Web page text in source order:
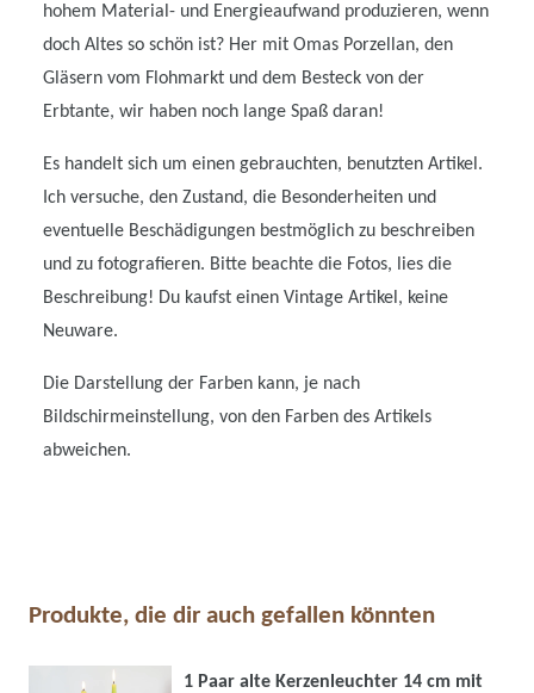
hohem Material- und Energieaufwand produzieren, wenn
doch Altes so schön ist? Her mit Omas Porzellan, den
Gläsern vom Flohmarkt und dem Besteck von der
Erbtante, wir haben noch lange Spaß daran!
Es handelt sich um einen gebrauchten, benutzten Artikel.
Ich versuche, den Zustand, die Besonderheiten und
eventuelle Beschädigungen bestmöglich zu beschreiben
und zu fotografieren. Bitte beachte die Fotos, lies die
Beschreibung! Du kaufst einen Vintage Artikel, keine
Neuware.
Die Darstellung der Farben kann, je nach
Bildschirmeinstellung, von den Farben des Artikels
abweichen.
Produkte, die dir auch gefallen könnten
1 Paar alte Kerzenleuchter 14 cm mit